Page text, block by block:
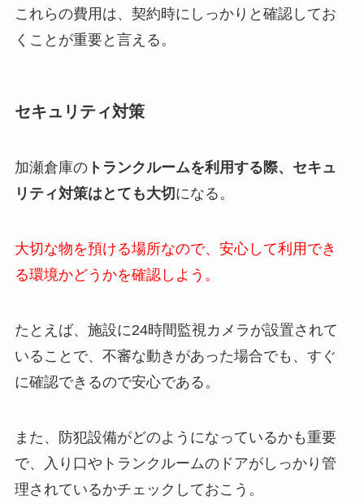
これらの費用は、契約時にしっかりと確認してお
くことが重要と言える。
セキュリティ対策
加瀬倉庫のトランクルームを利用する際、セキュ
リティ対策はとても大切 になる。
大切な物を預ける場所なので、安心して利用でき
る環境かどうかを確認しよう。
たとえば、施設に24時間監視カメラが設置されて
いることで、不審な動きがあった場合でも、すぐ
に確認できるので安心である。
また、防犯設備がどのようになっているかも重要
で、入り口やトランクルームのドアがしっかり管
理されているかチェックしておこう。